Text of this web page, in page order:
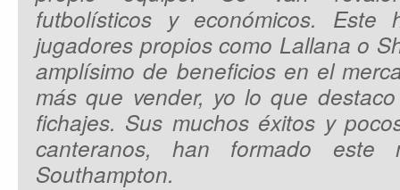
futbolísticos y económicos. Este
jugadores propios como Lallana o
amplísimo de beneficios en el
más que vender, yo lo que
fichajes. Sus muchos éxitos y
canteranos, han formado este
Southampton.